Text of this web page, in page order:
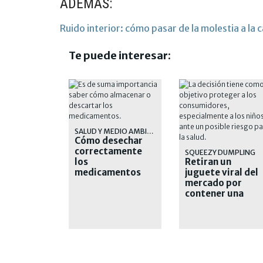
ADEMÁS:
Ruido interior: cómo pasar de la molestia a la
Te puede interesar:
SALUD Y MEDIO AMBIENTE
Cómo desechar
correctamente
los
medicamentos
SQUEEZY DUMPLING
Retiran un
juguete viral del
mercado por
contener una